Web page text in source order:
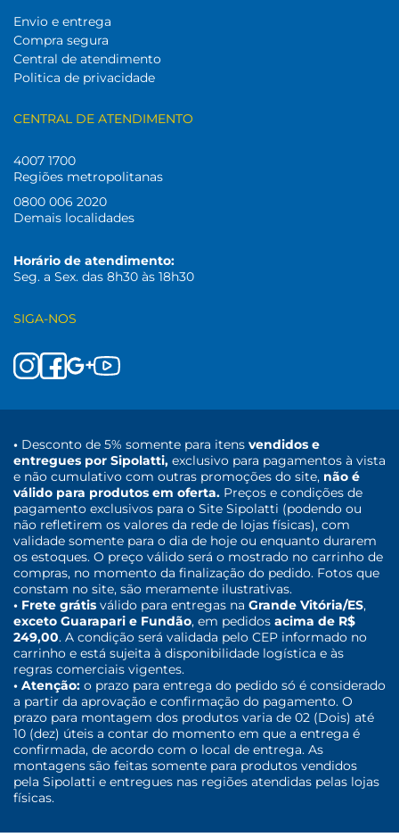
Envio e entrega
Compra segura
Central de atendimento
Politica de privacidade
CENTRAL DE ATENDIMENTO
4007 1700
Regiões metropolitanas
0800 006 2020
Demais localidades
Horário de atendimento:
Seg. a Sex. das 8h30 às 18h30
SIGA-NOS
• Desconto de 5% somente para itens vendidos e
entregues por Sipolatti, exclusivo para pagamentos à vista
e não cumulativo com outras promoções do site, não é
válido para produtos em oferta. Preços e condições de
pagamento exclusivos para o Site Sipolatti (podendo ou
não refletirem os valores da rede de lojas físicas), com
validade somente para o dia de hoje ou enquanto durarem
os estoques. O preço válido será o mostrado no carrinho de
compras, no momento da finalização do pedido. Fotos que
constam no site, são meramente ilustrativas.
• Frete grátis válido para entregas na Grande Vitória/ES,
exceto Guarapari e Fundão, em pedidos acima de R$
249,00. A condição será validada pelo CEP informado no
carrinho e está sujeita à disponibilidade logística e às
regras comerciais vigentes.
• Atenção: o prazo para entrega do pedido só é considerado
a partir da aprovação e confirmação do pagamento. O
prazo para montagem dos produtos varia de 02 (Dois) até
10 (dez) úteis a contar do momento em que a entrega é
confirmada, de acordo com o local de entrega. As
montagens são feitas somente para produtos vendidos
pela Sipolatti e entregues nas regiões atendidas pelas lojas
físicas.